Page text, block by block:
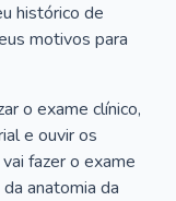
histórico de
motivos para
o exame clínico,
e ouvir os
fazer o exame
anatomia da